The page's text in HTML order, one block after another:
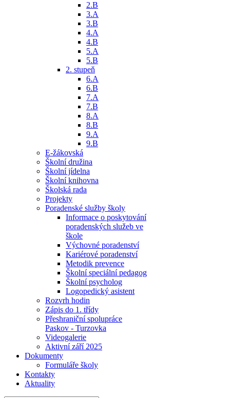
2.B
3.A
3.B
4.A
4.B
5.A
5.B
2. stupeň
6.A
6.B
7.A
7.B
8.A
8.B
9.A
9.B
E-žákovská
Školní družina
Školní jídelna
Školní knihovna
Školská rada
Projekty
Poradenské služby školy
Informace o poskytování
poradenských služeb ve
škole
Výchovné poradenství
Kariérové poradenství
Metodik prevence
Školní speciální pedagog
Školní psycholog
Logopedický asistent
Rozvrh hodin
Zápis do 1. třídy
Přeshraniční spolupráce
Paskov - Turzovka
Videogalerie
Aktivní září 2025
Dokumenty
Formuláře školy
Kontakty
Aktuality